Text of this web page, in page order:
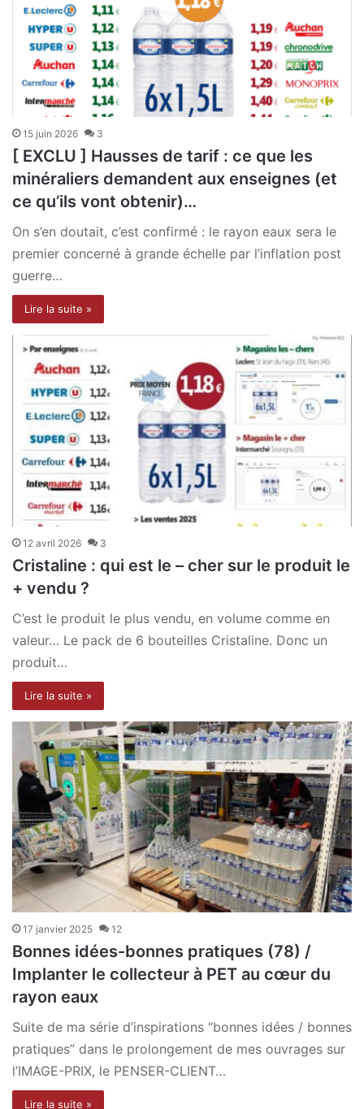
15 juin 2026 3
[ EXCLU ] Hausses de tarif : ce que les
minéraliers demandent aux enseignes (et
ce qu’ils vont obtenir)…
On s’en doutait, c’est confirmé : le rayon eaux sera le
premier concerné à grande échelle par l’inflation post
guerre…
Lire la suite »
12 avril 2026 3
Cristaline : qui est le – cher sur le produit le
+ vendu ?
C’est le produit le plus vendu, en volume comme en
valeur… Le pack de 6 bouteilles Cristaline. Donc un
produit…
Lire la suite »
17 janvier 2025 12
Bonnes idées-bonnes pratiques (78) /
Implanter le collecteur à PET au cœur du
rayon eaux
Suite de ma série d’inspirations “bonnes idées / bonnes
pratiques” dans le prolongement de mes ouvrages sur
l’IMAGE-PRIX, le PENSER-CLIENT…
Lire la suite »